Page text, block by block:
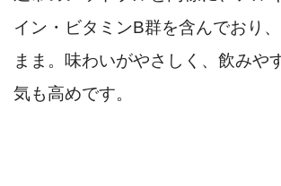
イン・ビタミンB群を含んでおり
まま。味わいがやさしく、飲みや
気も高めです。